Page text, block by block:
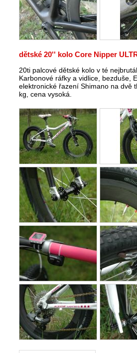
dětské 20'' kolo Core Nipper
20ti palcové dětské kolo v té
Karbonové ráfky a vidlice, bezduše,
elektronické řazení Shimano na dvě
kg, cena vysoká.